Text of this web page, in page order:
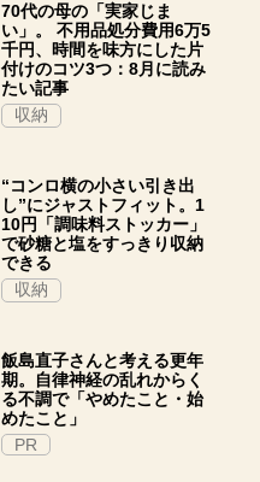
70代の母の「実家じま
い」。 不用品処分費用6万5
千円、時間を味方にした片
付けのコツ3つ：8月に読み
たい記事
収納
“コンロ横の小さい引き出
し”にジャストフィット。1
10円「調味料ストッカー」
で砂糖と塩をすっきり収納
できる
収納
飯島直子さんと考える更年
期。自律神経の乱れからく
る不調で「やめたこと・始
めたこと」
PR